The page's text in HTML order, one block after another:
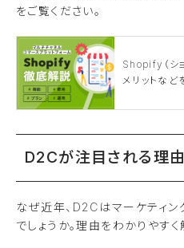
をご覧ください。
Shopify（シ
メリットなど
D2Cが注目される理
なぜ近年、D2Cはマーケティ
でしょうか。理由をわかりやすく